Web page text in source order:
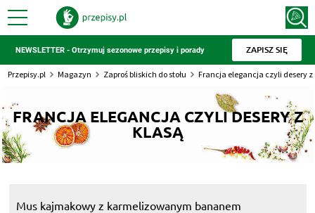
NEWSLETTER - Otrzymuj sezonowe przepisy i porady ZAPISZ SIĘ
Przepisy.pl Magazyn Zaproś bliskich do stołu Francja elegancja czyli desery z
FRANCJA ELEGANCJA CZYLI DESERY Z
KLASĄ
Mus kajmakowy z karmelizowanym bananem